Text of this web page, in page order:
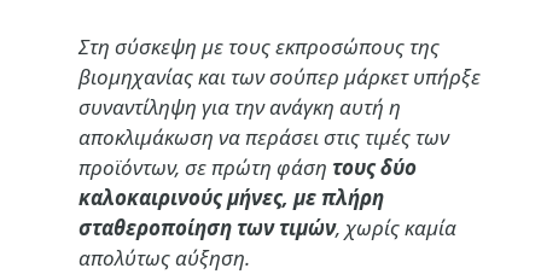
Στη σύσκεψη με τους εκπροσώπους της
βιομηχανίας και των σούπερ μάρκετ υπήρξε
συναντίληψη για την ανάγκη αυτή η
αποκλιμάκωση να περάσει στις τιμές των
προϊόντων, σε πρώτη φάση τους δύο
καλοκαιρινούς μήνες, με πλήρη
σταθεροποίηση των τιμών, χωρίς καμία
απολύτως αύξηση.